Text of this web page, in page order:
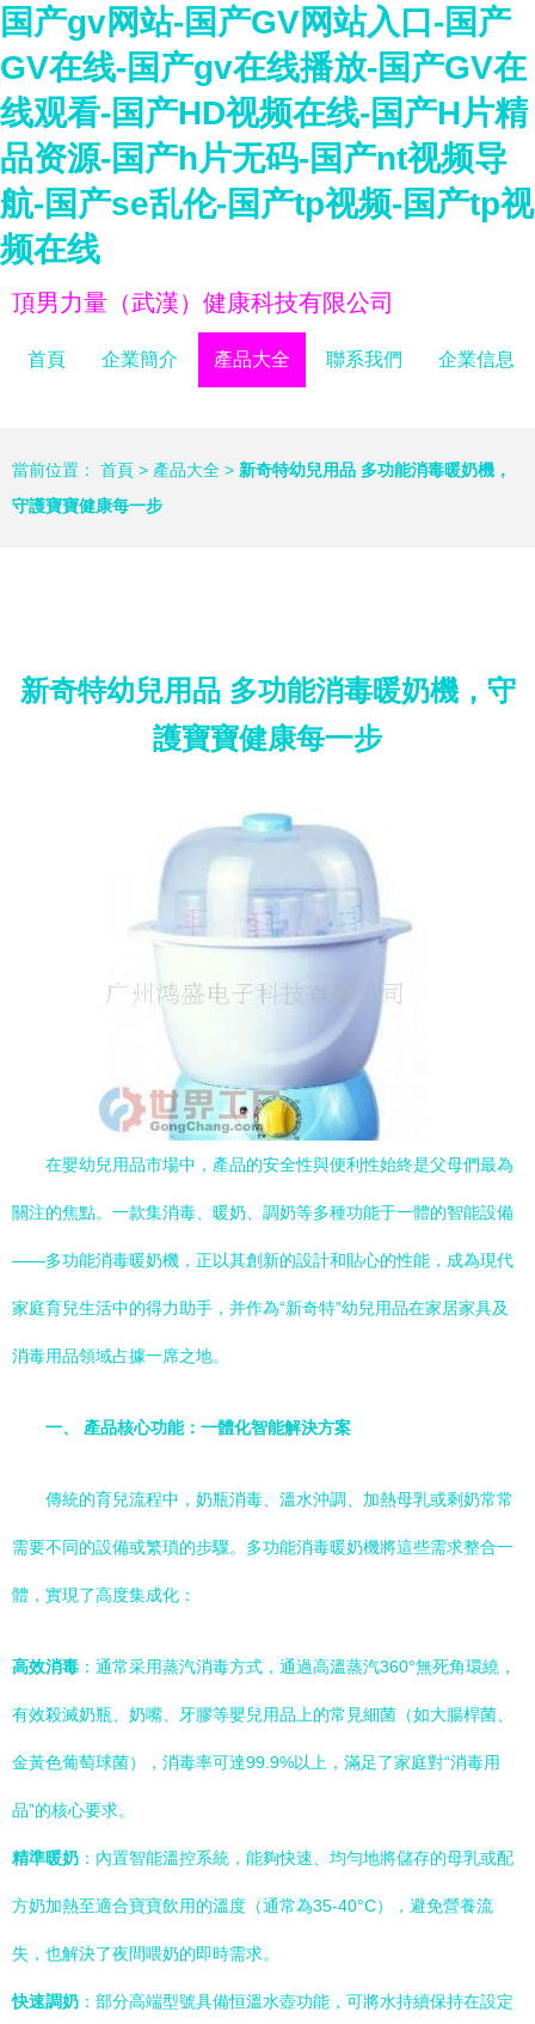
国产gv网站-国产GV网站入口-国产
GV在线-国产gv在线播放-国产GV在
线观看-国产HD视频在线-国产H片精
品资源-国产h片无码-国产nt视频导
航-国产se乱伦-国产tp视频-国产tp视
频在线
頂男力量（武漢）健康科技有限公司
首頁 企業簡介 產品大全 聯系我們 企業信息
當前位置： 首頁 > 產品大全 > 新奇特幼兒用品 多功能消毒暖奶機，
守護寶寶健康每一步
新奇特幼兒用品 多功能消毒暖奶機，守
護寶寶健康每一步
在嬰幼兒用品市場中，產品的安全性與便利性始終是父母們最為
關注的焦點。一款集消毒、暖奶、調奶等多種功能于一體的智能設備
——多功能消毒暖奶機，正以其創新的設計和貼心的性能，成為現代
家庭育兒生活中的得力助手，并作為“新奇特”幼兒用品在家居家具及
消毒用品領域占據一席之地。
一、 產品核心功能：一體化智能解決方案
傳統的育兒流程中，奶瓶消毒、溫水沖調、加熱母乳或剩奶常常
需要不同的設備或繁瑣的步驟。多功能消毒暖奶機將這些需求整合一
體，實現了高度集成化：
高效消毒 ：通常采用蒸汽消毒方式，通過高溫蒸汽360°無死角環繞，
有效殺滅奶瓶、奶嘴、牙膠等嬰兒用品上的常見細菌（如大腸桿菌、
金黃色葡萄球菌），消毒率可達99.9%以上，滿足了家庭對“消毒用
品”的核心要求。
精準暖奶 ：內置智能溫控系統，能夠快速、均勻地將儲存的母乳或配
方奶加熱至適合寶寶飲用的溫度（通常為35-40°C），避免營養流
失，也解決了夜間喂奶的即時需求。
快速調奶 ：部分高端型號具備恒溫水壺功能，可將水持續保持在設定